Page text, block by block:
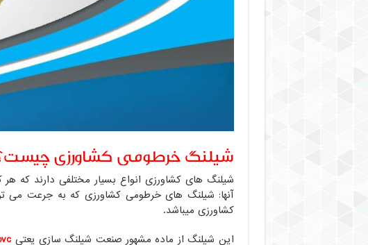
شیلنگ خرطومی کشاورزی
شیلنگ های کشاورزی انواع بسیار مختلفی دارند که
آنها: شیلنگ های خرطومی کشاورزی که به جرعت
کشاورزی میباشد.
این شیلنگ از ماده مشهور صنعت شیلنگ سازی یعتی